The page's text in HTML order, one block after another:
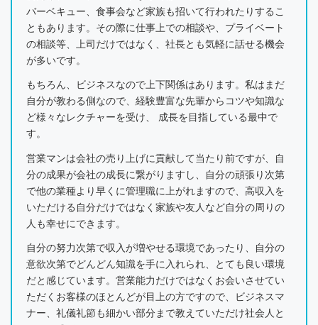
バーベキュー、食事会など家族も招いて行われたりするこ
ともあります。その際に仕事上での相談や、プライベート
の相談等、上司だけではなく、社長とも気軽に話せる機会
が多いです。
もちろん、ビジネスなので上下関係はあります。私はまだ
自分が教わる側なので、経験豊富な先輩からコツや知識な
ど様々なレクチャーを受け、 成長を目指している最中で
す。
営業マンは会社の売り上げに貢献して当たり前ですが、自
分の成果が会社の成長に繋がりますし、自分の頑張り次第
で他の業種より早くに管理職に上がれますので、高収入を
いただける自分だけではなく家族や友人など自分の周りの
人も幸せにできます。
自分の努力次第で収入が増やせる環境であったり、自分の
意欲次第でどんどん知識を手に入れられ、とても良い環境
だと感じています。営業能力だけではなくお会いさせてい
ただくお客様のほとんどが目上の方ですので、ビジネスマ
ナー、礼儀礼節も細かい部分まで教えていただけ社会人と